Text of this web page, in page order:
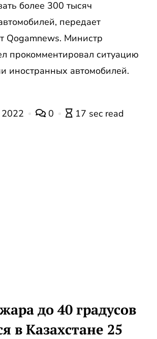
более 300 тысяч
передает
Qogamnews. Министр
прокомментировал ситуацию
иностранных автомобилей.
2022 0 17 sec read
до 40 градусов
в Казахстане 25